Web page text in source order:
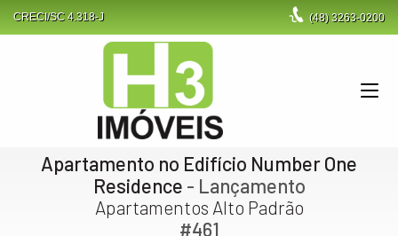
CRECI/SC 4.318-J (48)3263-0200
Apartamento no Edifício Number One
Residence - Lançamento
Apartamentos Alto Padrão
#461